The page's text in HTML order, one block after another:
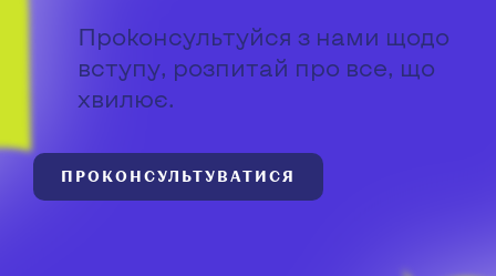
Проконсультуйся з нами щодо
вступу, розпитай про все, що
хвилює.
ПРОКОНСУЛЬТУВАТИСЯ